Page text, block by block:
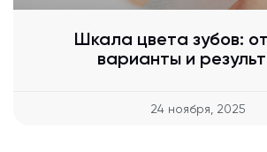
Шкала цвета зубов:
варианты и
24 ноября, 2025